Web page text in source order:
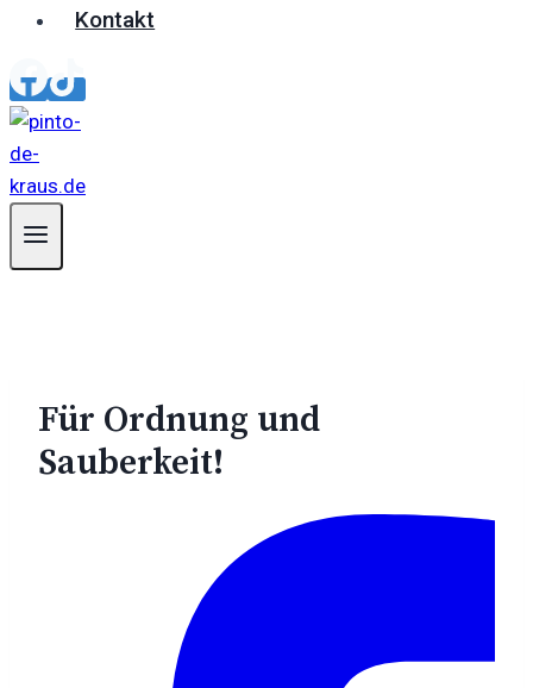
Kontakt
Für Ordnung und
Sauberkeit!